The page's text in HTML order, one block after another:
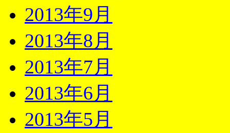
2013年9月
2013年8月
2013年7月
2013年6月
2013年5月